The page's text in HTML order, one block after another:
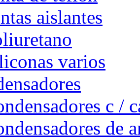
aislantes
varios
c /
de